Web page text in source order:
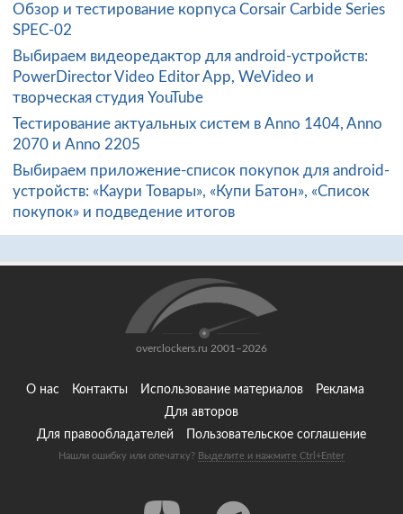
Обзор и тестирование корпуса Corsair Carbide Series
SPEC-02
Выбираем видеоредактор для android-устройств:
PowerDirector Video Editor App, WeVideo и
творческая студия YouTube
Тестирование актуальных систем в Anno 1404, Anno
2070 и Anno 2205
Выбираем приложение-список покупок для android-
устройств: «Каури Товары», «Купи Батон», «Список
покупок» и подведение итогов
overclockers.ru 2001–2026
О нас Контакты Использование материалов
Реклама
Для авторов
Для правообладателей
Пользовательское соглашение
Нашли ошибку или опечатку? Выделите и нажмите Ctrl+Enter